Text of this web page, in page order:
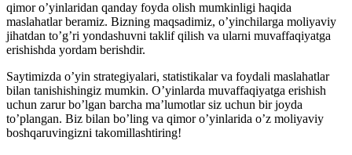
qimor o’yinlaridan qanday foyda olish mumkinligi haqida
maslahatlar beramiz. Bizning maqsadimiz, o’yinchilarga moliyaviy
jihatdan to’g’ri yondashuvni taklif qilish va ularni muvaffaqiyatga
erishishda yordam berishdir.
Saytimizda o’yin strategiyalari, statistikalar va foydali maslahatlar
bilan tanishishingiz mumkin. O’yinlarda muvaffaqiyatga erishish
uchun zarur bo’lgan barcha ma’lumotlar siz uchun bir joyda
to’plangan. Biz bilan bo’ling va qimor o’yinlarida o’z moliyaviy
boshqaruvingizni takomillashtiring!